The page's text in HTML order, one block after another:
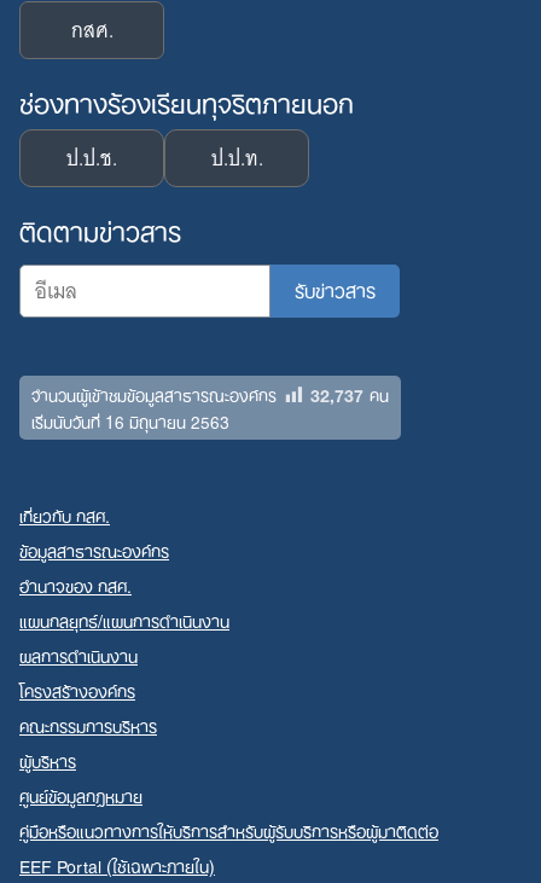
กสศ.
ช่องทางร้องเรียนทุจริตภายนอก
ป.ป.ช. ป.ป.ท.
ติดตามข่าวสาร
จำนวนผู้เข้าชมข้อมูลสาธารณะองค์กร 32,737คน
เริ่มนับวันที่ 16 มิถุนายน 2563
เกี่ยวกับ กสศ.
ข้อมูลสาธารณะองค์กร
อำนาจของ กสศ.
แผนกลยุทธ์/แผนการดำเนินงาน
ผลการดำเนินงาน
โครงสร้างองค์กร
คณะกรรมการบริหาร
ผู้บริหาร
ศูนย์ข้อมูลกฎหมาย
คู่มือหรือแนวทางการให้บริการสำหรับผู้รับบริการหรือผู้มาติดต่อ
EEF Portal (ใช้เฉพาะภายใน)